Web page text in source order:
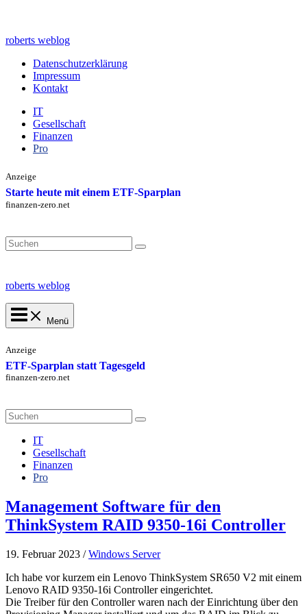
springen
roberts weblog
Datenschutzerklärung
Impressum
Kontakt
IT
Gesellschaft
Finanzen
Pro
Anzeige
Starte heute mit einem ETF-Sparplan
finanzen-zero.net
Search
for:
roberts weblog
Menü
Anzeige
ETF-Sparplan statt Tagesgeld
finanzen-zero.net
Search
for:
IT
Gesellschaft
Finanzen
Pro
Management Software für den
ThinkSystem RAID 9350-16i Controller
19. Februar 2023 /Windows Server
Ich habe vor kurzem ein Lenovo ThinkSystem SR650 V2 mit einem
Lenovo RAID 9350-16i Controller eingerichtet.
Die Treiber für den Controller waren nach der Einrichtung über den